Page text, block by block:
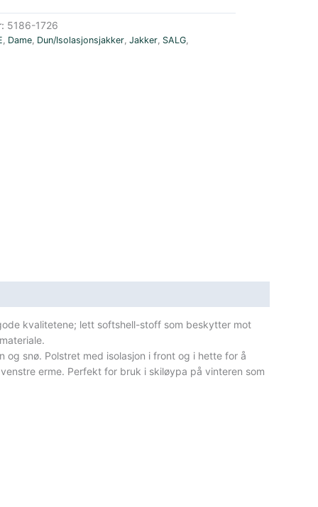
5186-1726
, Dame, Dun/Isolasjonsjakker, Jakker, SALG,
kvalitetene; lett softshell-stoff som beskytter mot
snø. Polstret med isolasjon i front og i hette for å
erme. Perfekt for bruk i skiløypa på vinteren som